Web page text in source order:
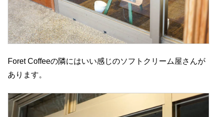
Foret Coffeeの隣にはいい感じのソフトクリーム屋さんが
あります。